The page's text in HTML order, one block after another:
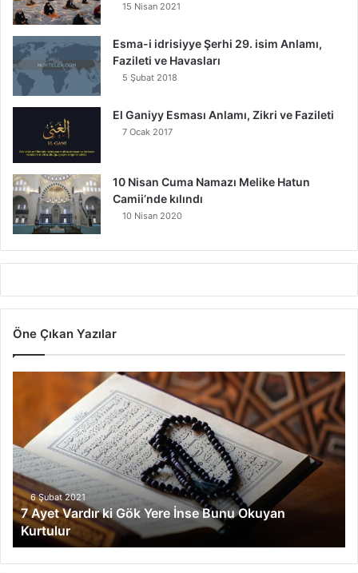
15 Nisan 2021
Esma-i idrisiyye Şerhi 29. isim Anlamı,
Fazileti ve Havasları
5 Şubat 2018
El Ganiyy Esması Anlamı, Zikri ve Fazileti
7 Ocak 2017
10 Nisan Cuma Namazı Melike Hatun
Camii’nde kılındı
10 Nisan 2020
Öne Çıkan Yazılar
t
V
a
r
d
r
k
6 Şubat 2021
7 Ayet Vardır ki Gök Yere İnse Bunu Okuyan
Kurtulur